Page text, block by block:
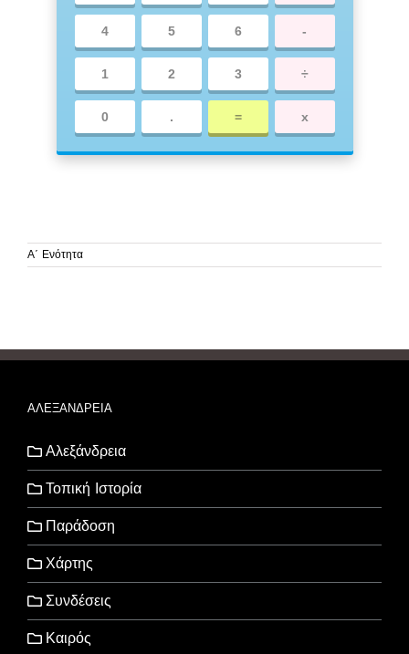
4 5 6 -
1 2 3 ÷
0 . = x
Α΄ Ενότητα
ΑΛΕΞΑΝΔΡΕΙΑ
Αλεξάνδρεια
Τοπική Ιστορία
Παράδοση
Χάρτης
Συνδέσεις
Καιρός